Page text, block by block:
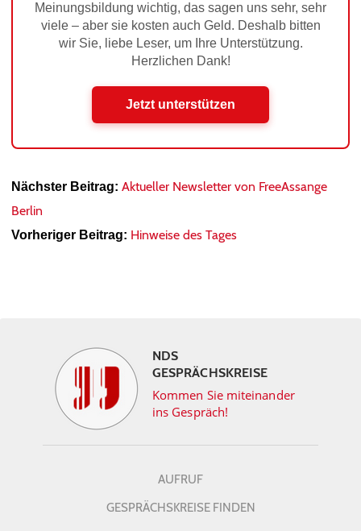
Meinungsbildung wichtig, das sagen uns sehr, sehr
viele – aber sie kosten auch Geld. Deshalb bitten
wir Sie, liebe Leser, um Ihre Unterstützung.
Herzlichen Dank!
Jetzt unterstützen
Nächster Beitrag: Aktueller Newsletter von FreeAssange
Berlin
Vorheriger Beitrag: Hinweise des Tages
NDS
GESPRÄCHSKREISE
Kommen Sie miteinander
ins Gespräch!
AUFRUF
GESPRÄCHSKREISE FINDEN